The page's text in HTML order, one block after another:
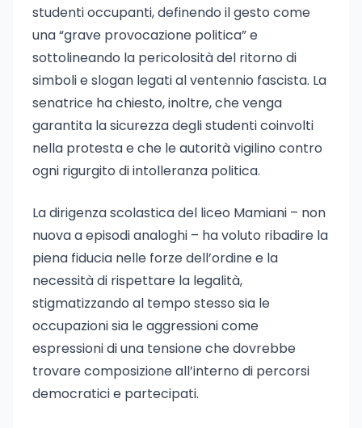
studenti occupanti, definendo il gesto come
una “grave provocazione politica” e
sottolineando la pericolosità del ritorno di
simboli e slogan legati al ventennio fascista. La
senatrice ha chiesto, inoltre, che venga
garantita la sicurezza degli studenti coinvolti
nella protesta e che le autorità vigilino contro
ogni rigurgito di intolleranza politica.
La dirigenza scolastica del liceo Mamiani – non
nuova a episodi analoghi – ha voluto ribadire la
piena fiducia nelle forze dell’ordine e la
necessità di rispettare la legalità,
stigmatizzando al tempo stesso sia le
occupazioni sia le aggressioni come
espressioni di una tensione che dovrebbe
trovare composizione all’interno di percorsi
democratici e partecipati.